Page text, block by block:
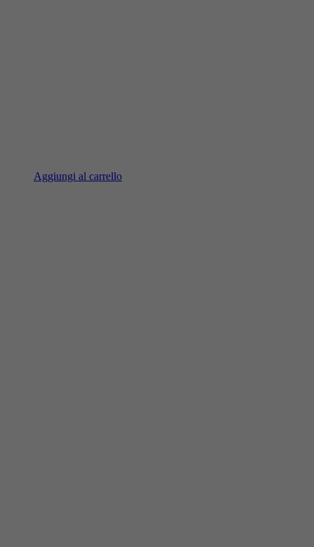
Aggiungi al carrello